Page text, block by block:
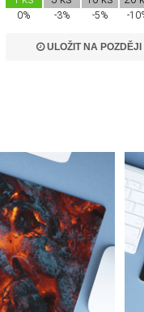
0% -3% -5% -
ULOŽIT NA POZDĚJI